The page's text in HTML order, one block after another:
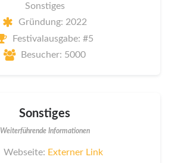
Sonstiges
Gründung: 2022
Festivalausgabe: #5
Besucher: 5000
Sonstiges
Weiterführende Informationen
Webseite: Externer Link